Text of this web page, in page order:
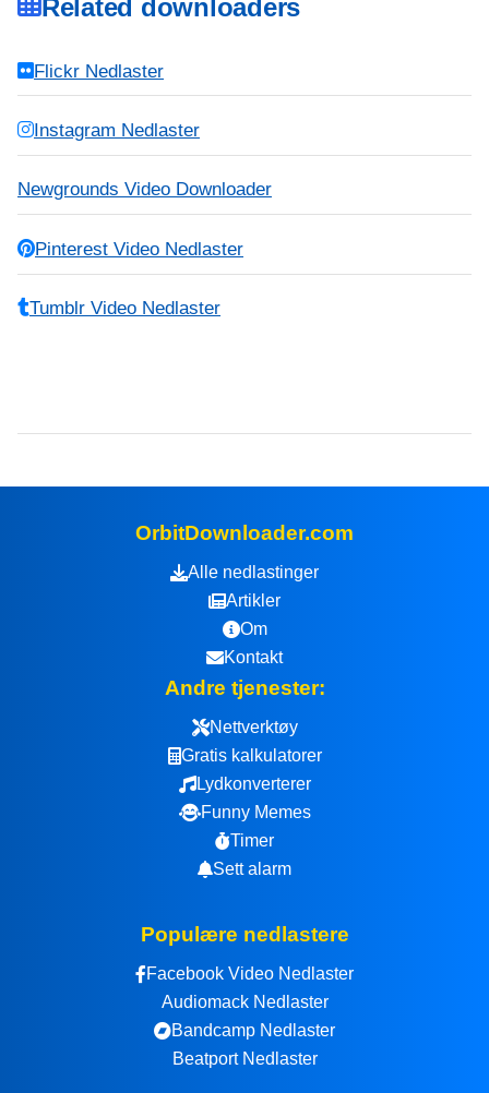
Related downloaders
Flickr Nedlaster
Instagram Nedlaster
Newgrounds Video Downloader
Pinterest Video Nedlaster
Tumblr Video Nedlaster
OrbitDownloader.com
Alle nedlastinger
Artikler
Om
Kontakt
Andre tjenester:
Nettverktøy
Gratis kalkulatorer
Lydkonverterer
Funny Memes
Timer
Sett alarm
Populære nedlastere
Facebook Video Nedlaster
Audiomack Nedlaster
Bandcamp Nedlaster
Beatport Nedlaster